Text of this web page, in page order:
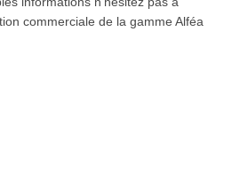
commerciale de la gamme Alféa